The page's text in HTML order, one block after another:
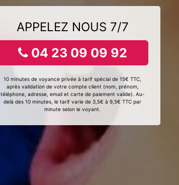
APPELEZ NOUS 7/7
04 23 09 09 92
10 minutes de voyance privée à tarif spécial de 15€ TTC,
après validation de votre compte client (nom, prénom,
téléphone, adresse, email et carte de paiement valide). Au-
delà des 10 minutes, le tarif varie de 3,5€ à 9,5€ TTC par
minute selon le voyant.